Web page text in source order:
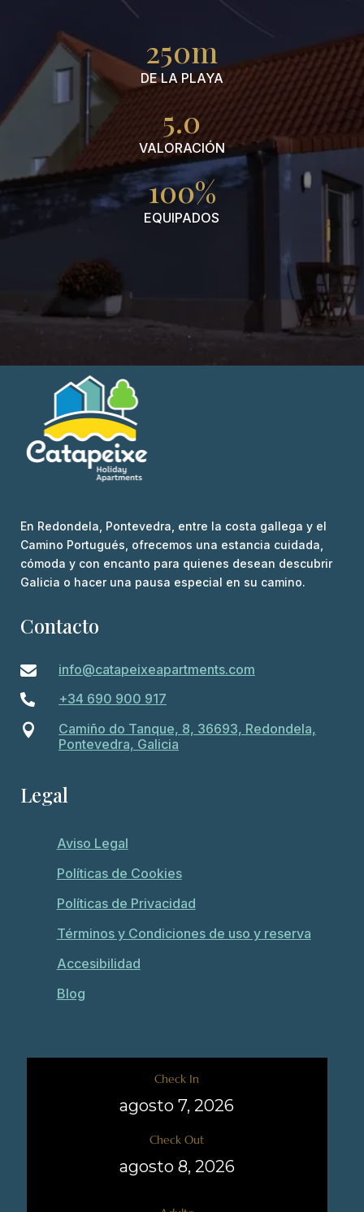
250m
DE LA PLAYA
5.0
VALORACIÓN
100%
EQUIPADOS
En Redondela, Pontevedra, entre la costa gallega y el
Camino Portugués, ofrecemos una estancia cuidada,
cómoda y con encanto para quienes desean descubrir
Galicia o hacer una pausa especial en su camino.
Contacto
 info@catapeixeapartments.com

+34 690 900 917

Camiño do Tanque, 8, 36693, Redondela,
Pontevedra, Galicia
Legal
Aviso Legal
Políticas de Cookies
Políticas de Privacidad
Términos y Condiciones de uso y reserva
Accesibilidad
Blog
Check In
Check Out